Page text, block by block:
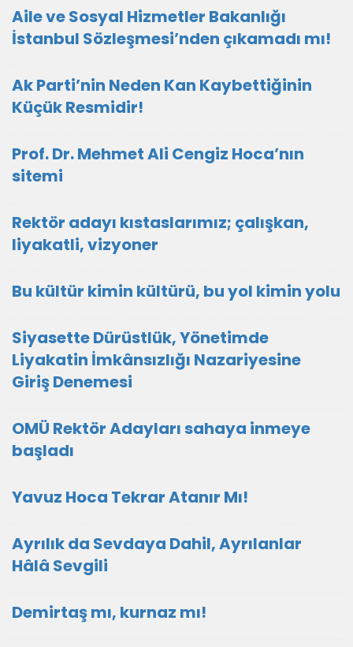
Aile ve Sosyal Hizmetler Bakanlığı
İstanbul Sözleşmesi’nden çıkamadı mı!
Ak Parti’nin Neden Kan Kaybettiğinin
Küçük Resmidir!
Prof. Dr. Mehmet Ali Cengiz Hoca’nın
sitemi
Rektör adayı kıstaslarımız; çalışkan,
liyakatli, vizyoner
Bu kültür kimin kültürü, bu yol kimin yolu
Siyasette Dürüstlük, Yönetimde
Liyakatin İmkânsızlığı Nazariyesine
Giriş Denemesi
OMÜ Rektör Adayları sahaya inmeye
başladı
Yavuz Hoca Tekrar Atanır Mı!
Ayrılık da Sevdaya Dahil, Ayrılanlar
Hâlâ Sevgili
Demirtaş mı, kurnaz mı!